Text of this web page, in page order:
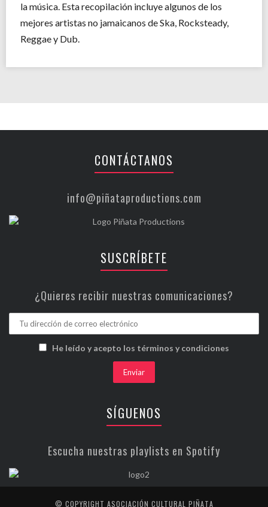
la música. Esta recopilación incluye algunos de los
mejores artistas no jamaicanos de Ska, Rocksteady,
Reggae y Dub.
CONTÁCTANOS
info@piñataproductions.com
SUSCRÍBETE
¿Quieres recibir nuestras comunicaciones?
He leído y acepto los términos y condiciones
SÍGUENOS
Escucha nuestras playlists en Spotify
© COPYRIGHT ASOCIACIÓN CULTURAL PIÑATA